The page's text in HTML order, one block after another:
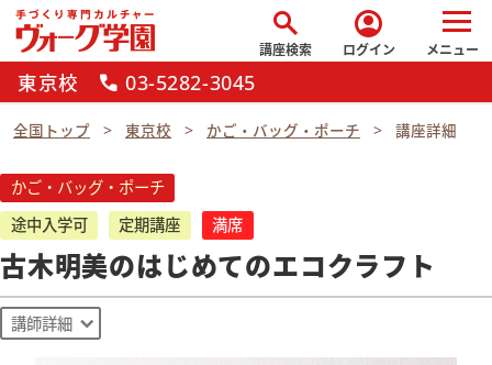
search
講座検索
account_circle
ログイン メニュー
東京校 call 03-5282-3045
全国トップ 東京校 かご・バッグ・ポーチ 講座詳細
かご・バッグ・ポーチ
途中入学可
定期講座 満席
古木明美のはじめてのエコクラフト
講師詳細